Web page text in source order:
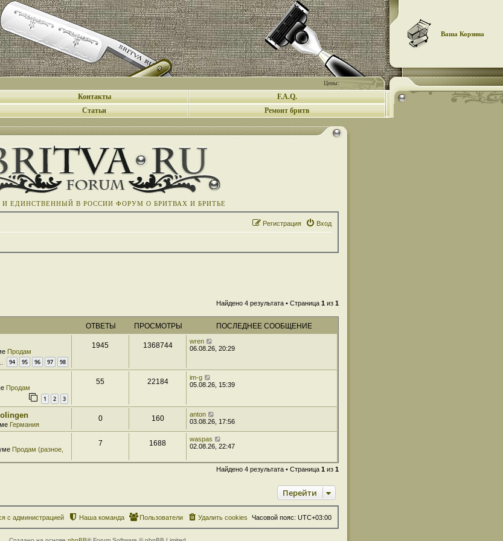
Цены:
Ваша Корзина
Контакты
F.A.Q.
Статьи Ремонт бритв
ЕДИНСТВЕННЫЙ В РОССИИ ФОРУМ О БРИТВАХ И БРИТЬЕ
Вход
Регистрация
Найдено 4 результата • Страница 1 из 1
ОТВЕТЫ ПРОСМОТРЫ ПОСЛЕДНЕЕ СООБЩЕНИЕ
Продам
94 95 96 97 98
1945 1368744
wren
06.08.26, 20:29
Продам
1 2 3
55 22184
im-g
05.08.26, 15:39
Германия
0 160
anton
03.08.26, 17:56
Продам (разное,
7 1688
waspas
02.08.26, 22:47
Найдено 4 результата • Страница 1 из 1
Перейти
Часовой пояс: UTC+03:00
Удалить cookies
Пользователи
Наша команда
с администрацией